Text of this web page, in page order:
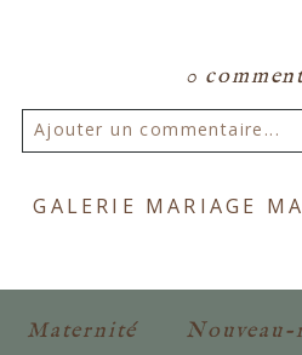
0
Ajouter un commentaire...
Votre email ne sera
GALERIE MARIAGE
Maternité Nouveau-